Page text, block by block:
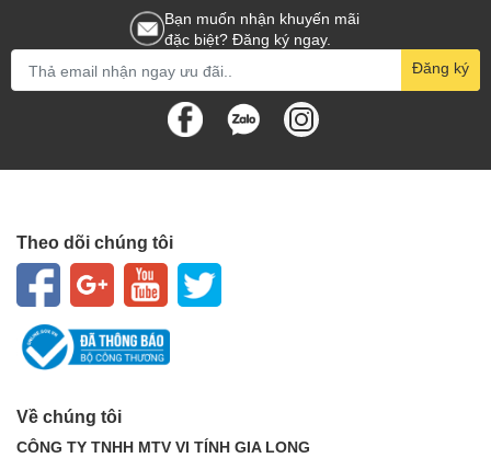
Bạn muốn nhận khuyến mãi
đặc biệt? Đăng ký ngay.
Đăng ký
Theo dõi chúng tôi
Về chúng tôi
CÔNG TY TNHH MTV VI TÍNH GIA LONG